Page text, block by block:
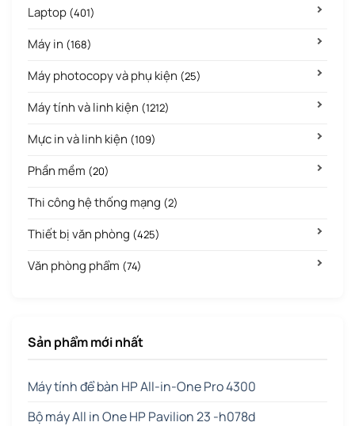
Laptop (401)
Máy in (168)
Máy photocopy và phụ kiện (25)
Máy tính và linh kiện (1212)
Mực in và linh kiện (109)
Phần mềm (20)
Thi công hệ thống mạng (2)
Thiết bị văn phòng (425)
Văn phòng phẩm (74)
Sản phẩm mới nhất
Máy tính để bàn HP All-in-One Pro 4300
Bộ máy All in One HP Pavilion 23 -h078d